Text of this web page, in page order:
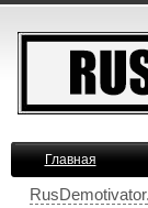
Главная